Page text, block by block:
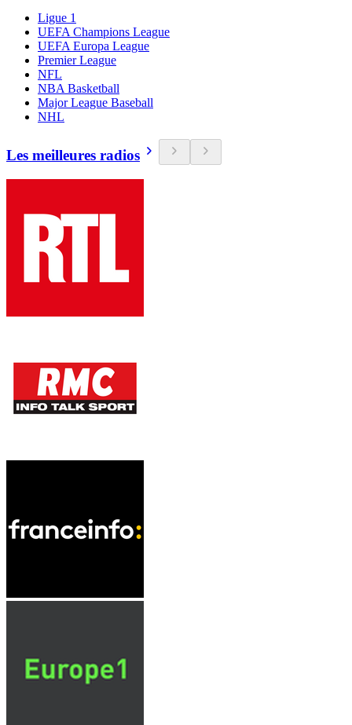
Ligue 1
UEFA Champions League
UEFA Europa League
Premier League
NFL
NBA Basketball
Major League Baseball
NHL
Les meilleures radios